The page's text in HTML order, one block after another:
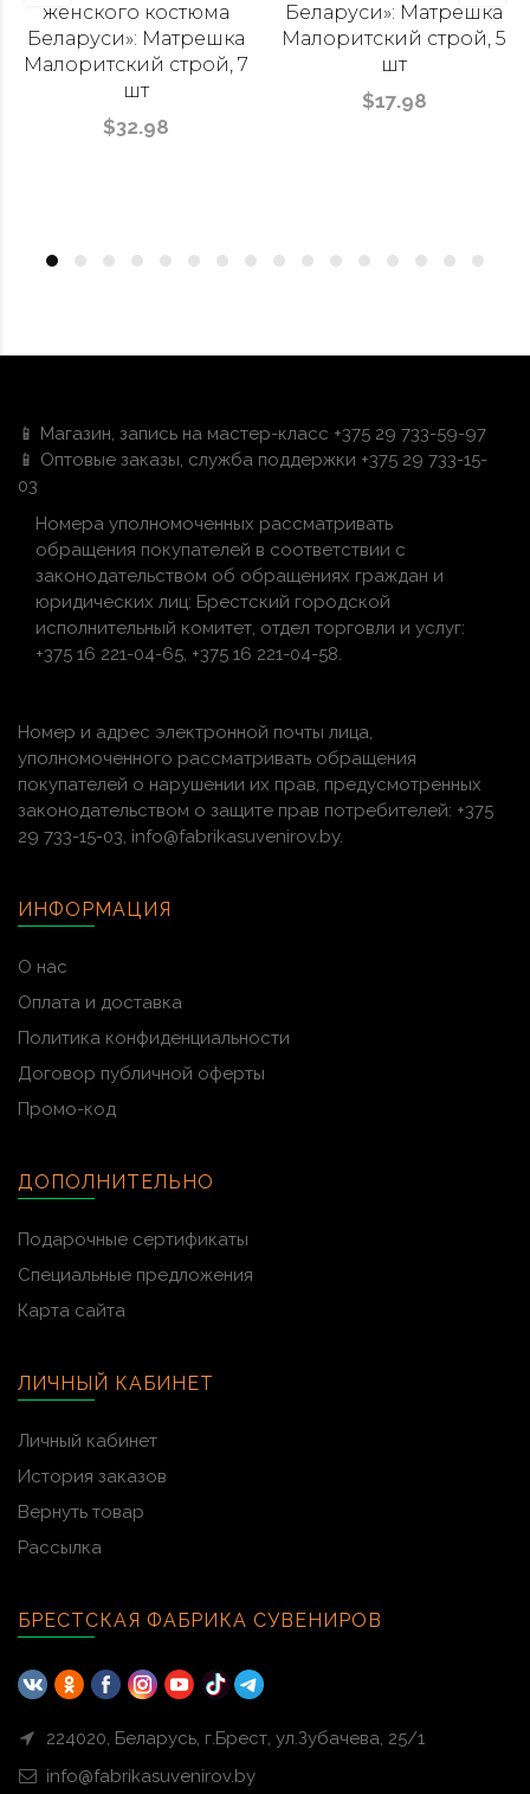
женского костюма
Беларуси»: Матрешка
Малоритский строй, 7
шт
$32.98
Беларуси»: Матрешка
Малоритский строй, 5
шт
$17.98
📱 Магазин, запись на мастер-класс +375 29 733-59-97
📱 Оптовые заказы, служба поддержки +375 29 733-15-
03
Номера уполномоченных рассматривать
обращения покупателей в соответствии с
законодательством об обращениях граждан и
юридических лиц: Брестский городской
исполнительный комитет, отдел торговли и услуг:
+375 16 221-04-65, +375 16 221-04-58.
Номер и адрес электронной почты лица,
уполномоченного рассматривать обращения
покупателей о нарушении их прав, предусмотренных
законодательством о защите прав потребителей: +375
29 733-15-03, info@fabrikasuvenirov.by.
ИНФОРМАЦИЯ
О нас
Оплата и доставка
Политика конфиденциальности
Договор публичной оферты
Промо-код
ДОПОЛНИТЕЛЬНО
Подарочные сертификаты
Специальные предложения
Карта сайта
ЛИЧНЫЙ КАБИНЕТ
Личный кабинет
История заказов
Вернуть товар
Рассылка
БРЕСТСКАЯ ФАБРИКА СУВЕНИРОВ
224020, Беларусь, г.Брест, ул.Зубачева, 25/1
info@fabrikasuvenirov.by